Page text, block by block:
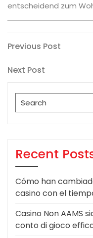
entscheidend zum
Post
navigation
Previous
Previous Post
Next
Next Post
Search
for:
Recent
Cómo han
casino con el
Casino Non AAMS
conto di gioco